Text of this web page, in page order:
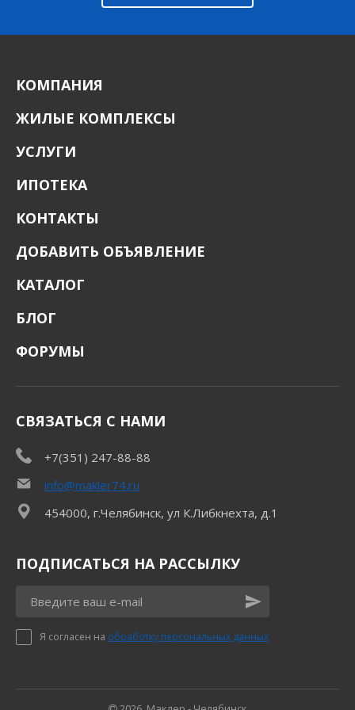
КОМПАНИЯ
ЖИЛЫЕ КОМПЛЕКСЫ
УСЛУГИ
ИПОТЕКА
КОНТАКТЫ
ДОБАВИТЬ ОБЪЯВЛЕНИЕ
КАТАЛОГ
БЛОГ
ФОРУМЫ
СВЯЗАТЬСЯ С НАМИ
+7(351) 247-88-88
info@makler74.ru
454000, г.Челябинск, ул К.Либкнехта, д.1
ПОДПИСАТЬСЯ НА РАССЫЛКУ
Я согласен на обработку персональных данных